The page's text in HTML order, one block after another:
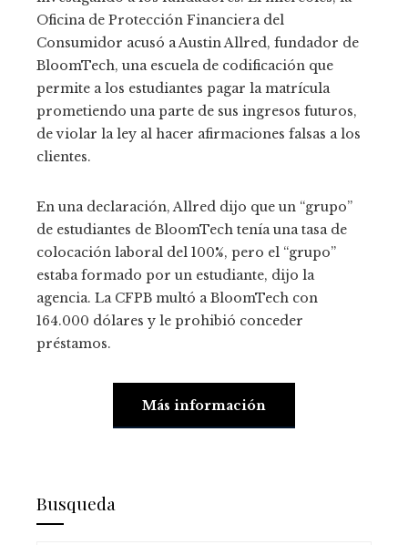
Oficina de Protección Financiera del
Consumidor acusó a Austin Allred, fundador de
BloomTech, una escuela de codificación que
permite a los estudiantes pagar la matrícula
prometiendo una parte de sus ingresos futuros,
de violar la ley al hacer afirmaciones falsas a los
clientes.
En una declaración, Allred dijo que un “grupo”
de estudiantes de BloomTech tenía una tasa de
colocación laboral del 100%, pero el “grupo”
estaba formado por un estudiante, dijo la
agencia. La CFPB multó a BloomTech con
164.000 dólares y le prohibió conceder
préstamos.
Más información
Busqueda